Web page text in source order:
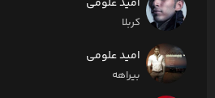
کربلا
امید علومی
بیراهه